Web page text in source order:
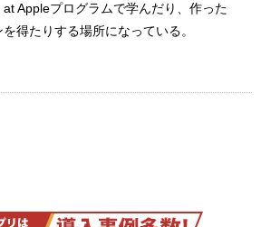
Appleプログラムで学んだり、作った
得たりする場所になっている。